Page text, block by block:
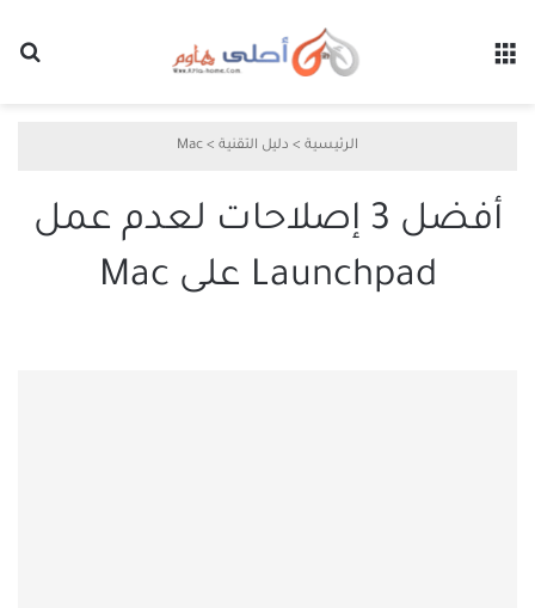
الرئيسية > دليل التقنية >
Mac
أفضل 3 إصلاحات لعدم عمل
Launchpad على Mac